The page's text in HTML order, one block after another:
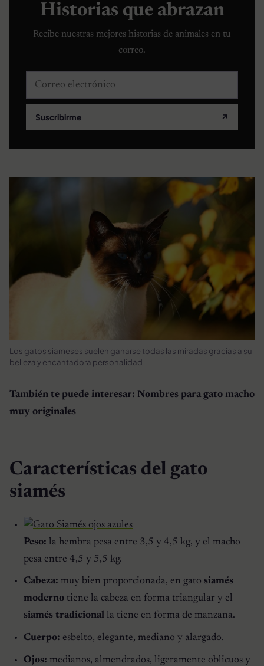
Historias que abrazan
Recibe nuestras mejores historias de animales en tu
correo.
Correo electrónico
Suscribirme ↗
Los gatos siameses suelen ganarse todas las miradas gracias a su
belleza y encantadora personalidad
También te puede interesar: Nombres para gato macho
muy originales
Características del gato
siamés
Peso: la hembra pesa entre 3,5 y 4,5 kg, y el macho
pesa entre 4,5 y 5,5 kg.
Cabeza: muy bien proporcionada, en gato siamés
moderno tiene la cabeza en forma triangular y el
siamés tradicional la tiene en forma de manzana.
Cuerpo: esbelto, elegante, mediano y alargado.
Ojos: medianos, almendrados, ligeramente oblicuos y